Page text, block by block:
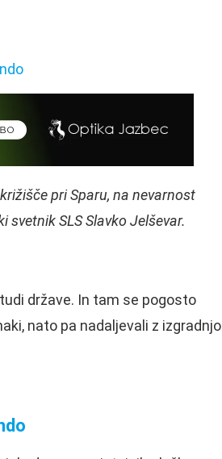
pri Sparu, na nevarnost
SLS Slavko Jelševar.
države. In tam se pogosto
nato pa nadaljevali z izgradnjo